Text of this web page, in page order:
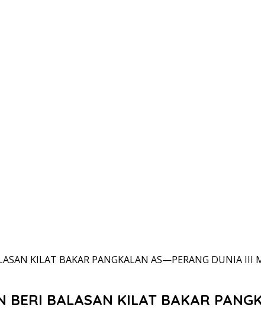
KILAT BAKAR PANGKALAN AS—PERANG DUNIA III
BALASAN KILAT BAKAR